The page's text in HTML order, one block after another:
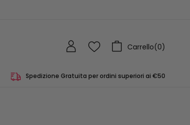
Carrello(0)
Spedizione Gratuita per ordini superiori ai €50